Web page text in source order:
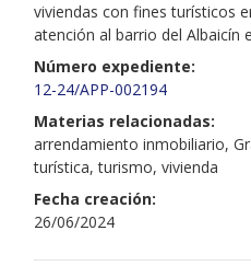
viviendas con fines turísticos
atención al barrio del Albaicín
Número expediente:
12-24/APP-002194
Materias relacionadas:
arrendamiento inmobiliario,
turística, turismo, vivienda
Fecha creación:
26/06/2024